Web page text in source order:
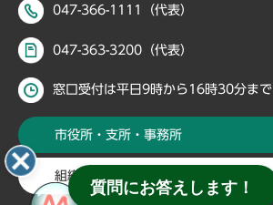
047-366-1111（代表）
047-363-3200（代表）
窓口受付は平日9時から16時30分まで
市役所・支所・事務所
組織・部署から探す
質問にお答えします！